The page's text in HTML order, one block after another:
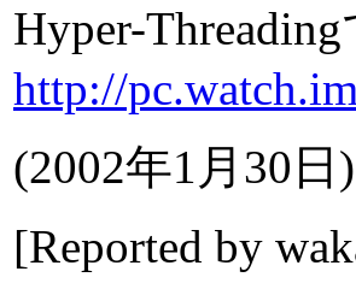
Hyper-
http://
(2002年1月30日 )
[Reported by